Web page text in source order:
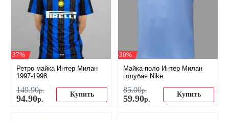
-37%
Ретро майка Интер Милан
1997-1998
149.90р.
94.90р.
Купить
-30%
Майка-поло Интер Милан
голубая Nike
85.00р.
59.90р.
Купить